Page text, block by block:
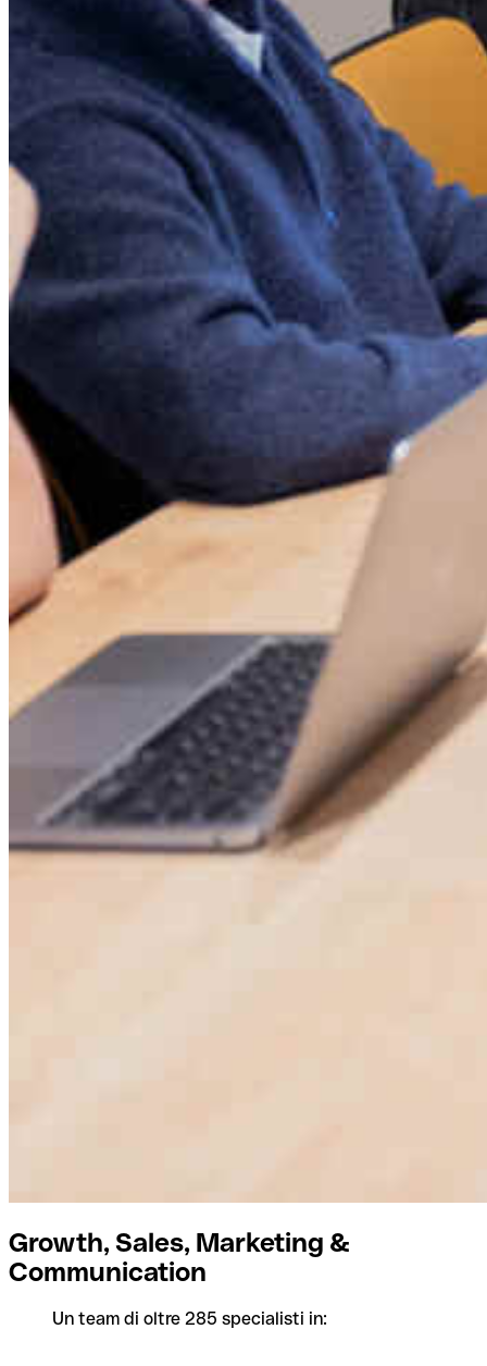
Growth, Sales, Marketing &
Communication
Un team di oltre 285 specialisti in: